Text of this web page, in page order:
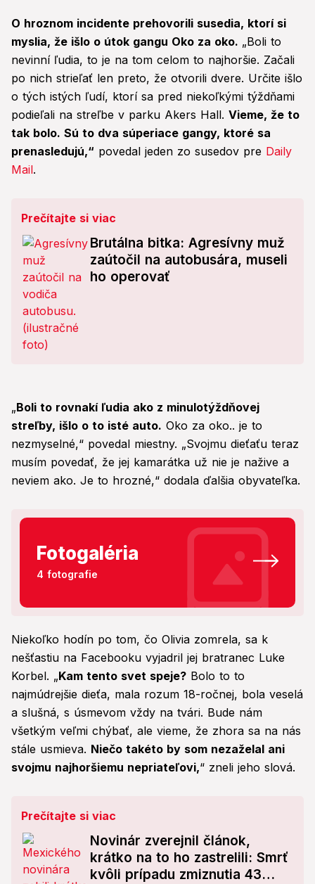
O hroznom incidente prehovorili susedia, ktorí si
myslia, že išlo o útok gangu Oko za oko. „Boli to
nevinní ľudia, to je na tom celom to najhoršie. Začali
po nich strieľať len preto, že otvorili dvere. Určite išlo
o tých istých ľudí, ktorí sa pred niekoľkými týždňami
podieľali na streľbe v parku Akers Hall. Vieme, že to
tak bolo. Sú to dva súperiace gangy, ktoré sa
prenasledujú,“ povedal jeden zo susedov pre Daily
Mail.
Prečítajte si viac
Brutálna bitka: Agresívny muž
zaútočil na autobusára, museli
ho operovať
„Boli to rovnakí ľudia ako z minulotýždňovej
streľby, išlo o to isté auto. Oko za oko.. je to
nezmyselné,“ povedal miestny. „Svojmu dieťaťu teraz
musím povedať, že jej kamarátka už nie je nažive a
neviem ako. Je to hrozné,“ dodala ďalšia obyvateľka.
Fotogaléria
4 fotografie
Niekoľko hodín po tom, čo Olivia zomrela, sa k
nešťastiu na Facebooku vyjadril jej bratranec Luke
Korbel. „Kam tento svet speje? Bolo to to
najmúdrejšie dieťa, mala rozum 18-ročnej, bola veselá
a slušná, s úsmevom vždy na tvári. Bude nám
všetkým veľmi chýbať, ale vieme, že zhora sa na nás
stále usmieva. Niečo takéto by som nezaželal ani
svojmu najhoršiemu nepriateľovi,“ zneli jeho slová.
Prečítajte si viac
Novinár zverejnil článok,
krátko na to ho zastrelili: Smrť
kvôli prípadu zmiznutia 43